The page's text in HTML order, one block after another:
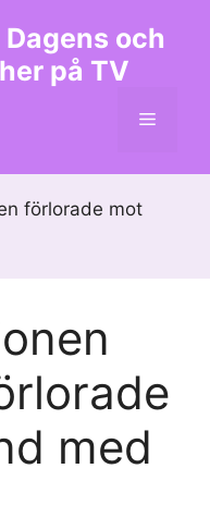
och
på TV
Meny
förlorade mot
med